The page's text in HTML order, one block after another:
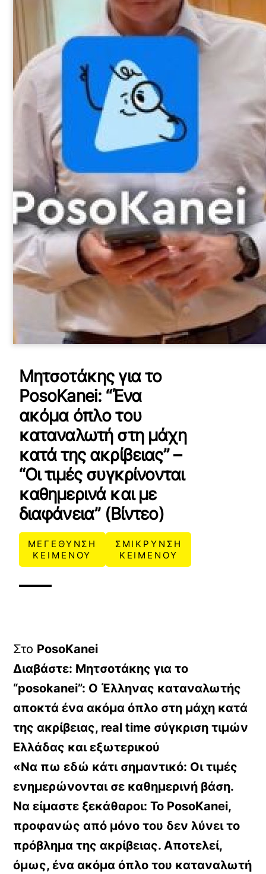
Μητσοτάκης για το
PosoKanei: “Ένα
ακόμα όπλο του
καταναλωτή στη μάχη
κατά της ακρίβειας” –
“Οι τιμές συγκρίνονται
καθημερινά και με
διαφάνεια” (Βίντεο)
ΜΕΓΕΘΥΝΣΗ
ΚΕΙΜΕΝΟΥ
ΣΜΙΚΡΥΝΣΗ
ΚΕΙΜΕΝΟΥ
Στο PosoKanei
Διαβάστε: Μητσοτάκης για το
“posokanei”: Ο Έλληνας καταναλωτής
αποκτά ένα ακόμα όπλο στη μάχη κατά
της ακρίβειας, real time σύγκριση τιμών
Ελλάδας και εξωτερικού
«Να πω εδώ κάτι σημαντικό: Οι τιμές
ενημερώνονται σε καθημερινή βάση.
Να είμαστε ξεκάθαροι: Το PosoKanei,
προφανώς από μόνο του δεν λύνει το
πρόβλημα της ακρίβειας. Αποτελεί,
όμως, ένα ακόμα όπλο του καταναλωτή